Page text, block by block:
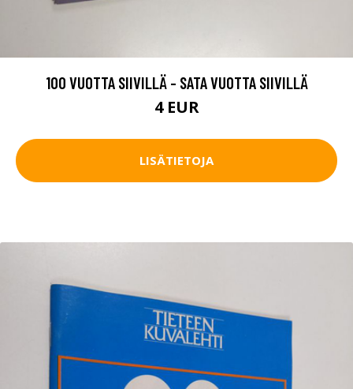
100 VUOTTA SIIVILLÄ - SATA VUOTTA SIIVILLÄ
4 EUR
LISÄTIETOJA